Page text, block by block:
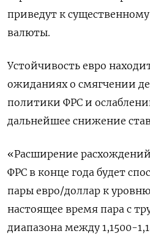
приведут к
валюты.
Устойчивость евро
ожиданиях о смягчении
политики ФРС и
дальнейшее снижение
«Расширение
ФРС в конце года будет
пары евро/доллар к
настоящее время пара с
диапазона между 1,1500-